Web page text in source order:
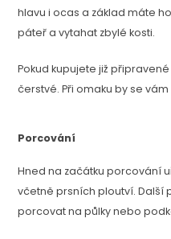
hlavu i ocas a základ máte
páteř a vytahat zbylé kosti.
Pokud kupujete již
čerstvé. Při omaku by se
Porcování
Hned na začátku porcování
včetně prsních ploutví. Další
porcovat na půlky nebo